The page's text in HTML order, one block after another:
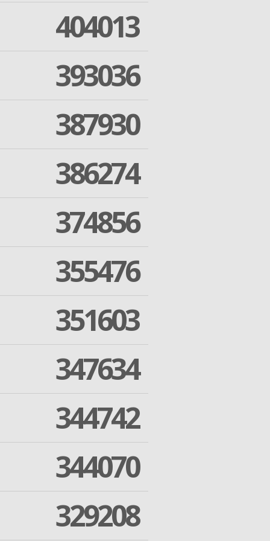
404013
393036
387930
386274
374856
355476
351603
347634
344742
344070
329208